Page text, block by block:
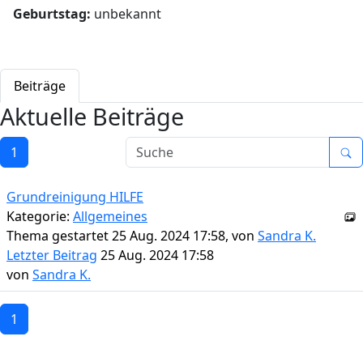
Geburtstag: unbekannt
Beiträge
Aktuelle Beiträge
1
Grundreinigung HILFE
Kategorie: Allgemeines
Thema gestartet 25 Aug. 2024 17:58, von Sandra K.
Letzter Beitrag 25 Aug. 2024 17:58
von Sandra K.
1